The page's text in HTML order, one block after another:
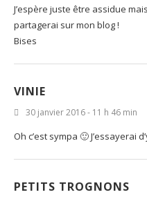
J’espère juste être assidue
partagerai sur mon blog !
Bises
VINIE
30 janvier 2016 - 11 h 46 min
Oh c’est sympa 🙂 J’essayerai
PETITS TROGNONS